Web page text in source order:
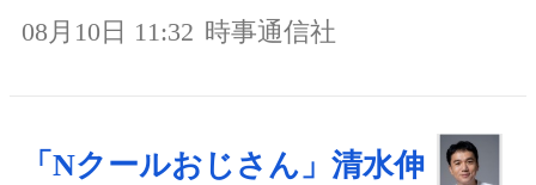
08月10日 11:32 時事通信社
「Nクールおじさん」清水伸